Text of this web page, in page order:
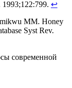
1993;122:799. ↩
MM. Honey
Syst Rev.
современной